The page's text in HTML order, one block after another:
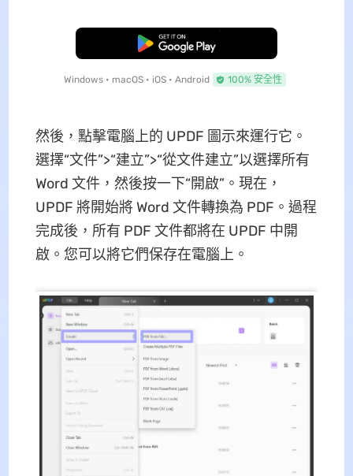
免費下載
Windows • macOS • iOS • Android 100% 安全性
然後，點擊電腦上的 UPDF 圖示來運行它。
選擇“文件”>“建立”>“從文件建立”以選擇所有
Word 文件，然後按一下“開啟”。現在，
UPDF 將開始將 Word 文件轉換為 PDF。過程
完成後，所有 PDF 文件都將在 UPDF 中開
啟。您可以將它們保存在電腦上。